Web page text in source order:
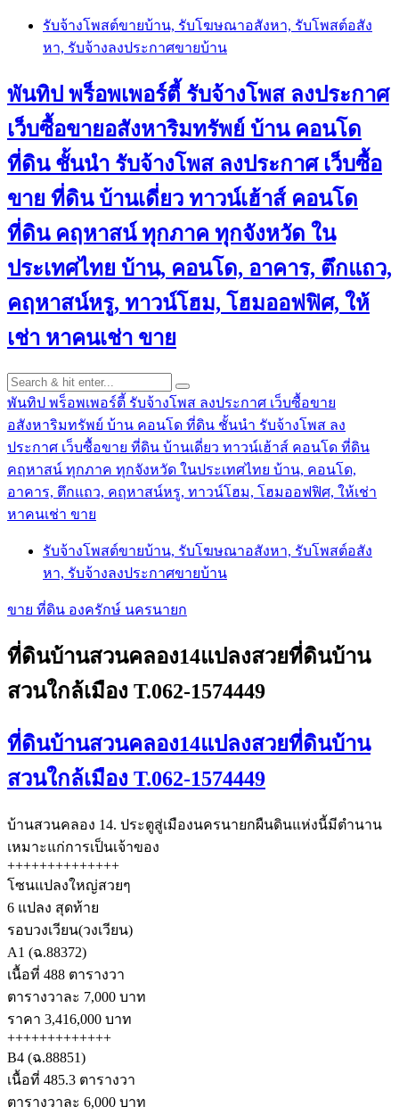
Skip
content
รับจ้างโพสต์ขายบ้าน, รับโฆษณาอสังหา, รับโพสต์อสัง
หา, รับจ้างลงประกาศขายบ้าน
พันทิป พร็อพเพอร์ตี้ รับจ้างโพส ลงประกาศ
เว็บซื้อขายอสังหาริมทรัพย์ บ้าน คอนโด
ที่ดิน ชั้นนำ รับจ้างโพส ลงประกาศ เว็บซื้อ
ขาย ที่ดิน บ้านเดี่ยว ทาวน์เฮ้าส์ คอนโด
ที่ดิน คฤหาสน์ ทุกภาค ทุกจังหวัด ใน
ประเทศไทย บ้าน, คอนโด, อาคาร, ตึกแถว,
คฤหาสน์หรู, ทาวน์โฮม, โฮมออฟฟิศ, ให้
เช่า หาคนเช่า ขาย
พันทิป พร็อพเพอร์ตี้ รับจ้างโพส ลงประกาศ เว็บซื้อขาย
อสังหาริมทรัพย์ บ้าน คอนโด ที่ดิน ชั้นนำ รับจ้างโพส ลง
ประกาศ เว็บซื้อขาย ที่ดิน บ้านเดี่ยว ทาวน์เฮ้าส์ คอนโด ที่ดิน
คฤหาสน์ ทุกภาค ทุกจังหวัด ในประเทศไทย บ้าน, คอนโด,
อาคาร, ตึกแถว, คฤหาสน์หรู, ทาวน์โฮม, โฮมออฟฟิศ, ให้เช่า
หาคนเช่า ขาย
รับจ้างโพสต์ขายบ้าน, รับโฆษณาอสังหา, รับโพสต์อสัง
หา, รับจ้างลงประกาศขายบ้าน
ขาย ที่ดิน องครักษ์ นครนายก
ที่ดินบ้านสวนคลอง14แปลงสวยที่ดินบ้าน
สวนใกล้เมือง T.062-1574449
ที่ดินบ้านสวนคลอง14แปลงสวยที่ดินบ้าน
สวนใกล้เมือง T.062-1574449
บ้านสวนคลอง 14. ประตูสู่เมืองนครนายกผืนดินแห่งนี้มีตำนาน
เหมาะแก่การเป็นเจ้าของ
++++++++++++++
โซนแปลงใหญ่สวยๆ
6 แปลง สุดท้าย
รอบวงเวียน(วงเวียน)
A1 (ฉ.88372)
เนื้อที่ 488 ตารางวา
ตารางวาละ 7,000 บาท
ราคา 3,416,000 บาท
+++++++++++++
B4 (ฉ.88851)
เนื้อที่ 485.3 ตารางวา
ตารางวาละ 6,000 บาท